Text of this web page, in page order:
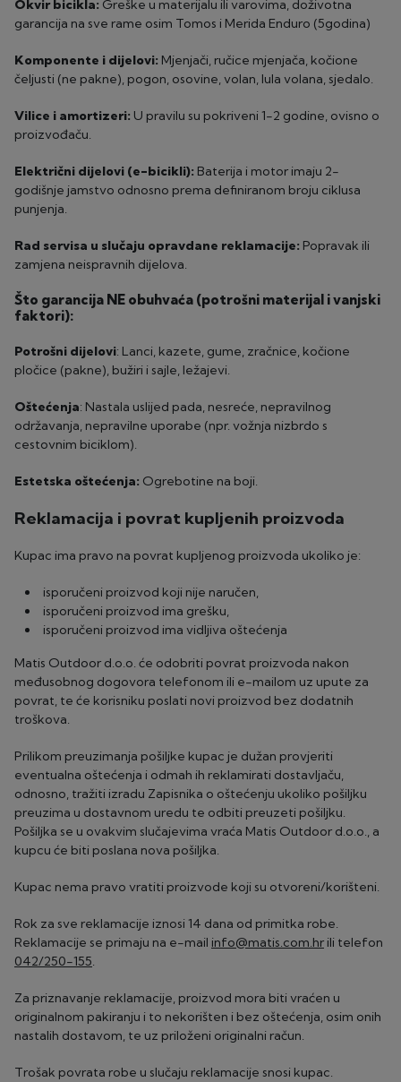
Okvir bicikla: Greške u materijalu ili varovima, doživotna
garancija na sve rame osim Tomos i Merida Enduro (5godina)
Komponente i dijelovi: Mjenjači, ručice mjenjača, kočione
čeljusti (ne pakne), pogon, osovine, volan, lula volana, sjedalo.
Vilice i amortizeri: U pravilu su pokriveni 1-2 godine, ovisno o
proizvođaču.
Električni dijelovi (e-bicikli): Baterija i motor imaju 2-
godišnje jamstvo odnosno prema definiranom broju ciklusa
punjenja.
Rad servisa u slučaju opravdane reklamacije: Popravak ili
zamjena neispravnih dijelova.
Što garancija NE obuhvaća (potrošni materijal i vanjski
faktori):
Potrošni dijelovi: Lanci, kazete, gume, zračnice, kočione
pločice (pakne), bužiri i sajle, ležajevi.
Oštećenja: Nastala uslijed pada, nesreće, nepravilnog
održavanja, nepravilne uporabe (npr. vožnja nizbrdo s
cestovnim biciklom).
Estetska oštećenja: Ogrebotine na boji.
Reklamacija i povrat kupljenih proizvoda
Kupac ima pravo na povrat kupljenog proizvoda ukoliko je:
isporučeni proizvod koji nije naručen,
isporučeni proizvod ima grešku,
isporučeni proizvod ima vidljiva oštećenja
Matis Outdoor d.o.o. će odobriti povrat proizvoda nakon
međusobnog dogovora telefonom ili e-mailom uz upute za
povrat, te će korisniku poslati novi proizvod bez dodatnih
troškova.
Prilikom preuzimanja pošiljke kupac je dužan provjeriti
eventualna oštećenja i odmah ih reklamirati dostavljaču,
odnosno, tražiti izradu Zapisnika o oštećenju ukoliko pošiljku
preuzima u dostavnom uredu te odbiti preuzeti pošiljku.
Pošiljka se u ovakvim slučajevima vraća Matis Outdoor d.o.o., a
kupcu će biti poslana nova pošiljka.
Kupac nema pravo vratiti proizvode koji su otvoreni/korišteni.
Rok za sve reklamacije iznosi 14 dana od primitka robe.
Reklamacije se primaju na e-mail info@matis.com.hr ili telefon
042/250-155.
Za priznavanje reklamacije, proizvod mora biti vraćen u
originalnom pakiranju i to nekorišten i bez oštećenja, osim onih
nastalih dostavom, te uz priloženi originalni račun.
Trošak povrata robe u slučaju reklamacije snosi kupac.